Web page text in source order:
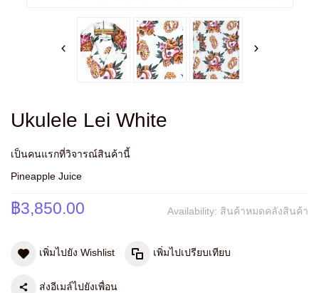
Ukulele Lei White
เป็นคนแรกที่วิจารณ์สินค้านี้
Pineapple Juice
Availability: สินค้าหมดคลังสินค้า
฿3,850.00
เพิ่มไปยัง Wishlist เพิ่มไปเปรียบเทียบ
ส่งอีเมล์ไปยังเพื่อน